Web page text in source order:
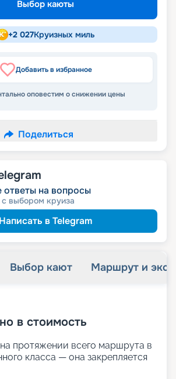
Выбор каюты
+2 027Круизных миль
Добавить в избранное
оповестим о снижении цены
Поделиться
ответы на вопросы
выбором круиза
Написать в Telegram
Выбор кают Маршрут и
в стоимость
протяжении всего маршрута в
класса — она закрепляется